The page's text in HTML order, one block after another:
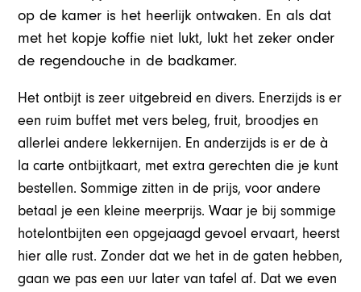
op de kamer is het heerlijk ontwaken. En als dat
met het kopje koffie niet lukt, lukt het zeker onder
de regendouche in de badkamer.
Het ontbijt is zeer uitgebreid en divers. Enerzijds is er
een ruim buffet met vers beleg, fruit, broodjes en
allerlei andere lekkernijen. En anderzijds is er de à
la carte ontbijtkaart, met extra gerechten die je kunt
bestellen. Sommige zitten in de prijs, voor andere
betaal je een kleine meerprijs. Waar je bij sommige
hotelontbijten een opgejaagd gevoel ervaart, heerst
hier alle rust. Zonder dat we het in de gaten hebben,
gaan we pas een uur later van tafel af. Dat we even